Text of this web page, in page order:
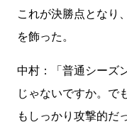
これが決勝点となり
を飾った。
中村：「普通シーズ
じゃないですか。で
もしっかり攻撃的だ